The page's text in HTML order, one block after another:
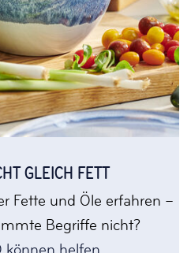
GLEICH FETT
Fette und Öle erfahren –
Begriffe nicht?